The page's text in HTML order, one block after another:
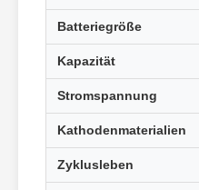
Batteriegröße
Kapazität
Stromspannung
Kathodenmaterialien
Zyklusleben